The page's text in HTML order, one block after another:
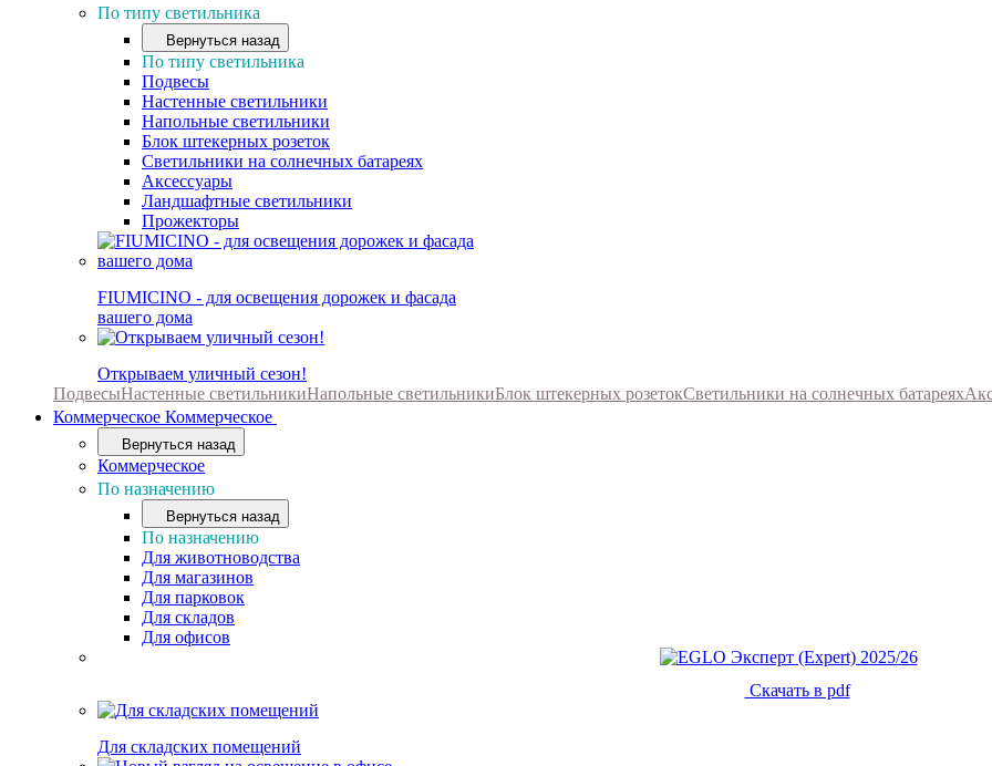
По типу светильника
Вернуться назад
По типу светильника
Подвесы
Настенные светильники
Напольные светильники
Блок штекерных розеток
Светильники на солнечных батареях
Аксессуары
Ландшафтные светильники
Прожекторы
FIUMICINO - для освещения дорожек и фасада
вашего дома
Открываем уличный сезон!
ПодвесыНастенные светильникиНапольные светильникиБлок штекерных розетокСветильники на солнечных батареях
Коммерческое Коммерческое
Вернуться назад
Коммерческое
По назначению
Вернуться назад
По назначению
Для животноводства
Для магазинов
Для парковок
Для складов
Для офисов
Скачать в pdf
Для складских помещений